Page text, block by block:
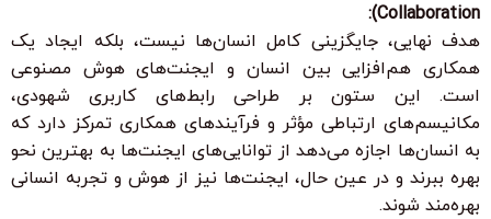
Collaboration):
هدف نهایی، جایگزینی کامل انسان‌ها نیست، بلکه ایجاد یک
همکاری هم‌افزایی بین انسان و ایجنت‌های هوش مصنوعی
است. این ستون بر طراحی رابط‌های کاربری شهودی،
مکانیسم‌های ارتباطی مؤثر و فرآیندهای همکاری تمرکز دارد که
به انسان‌ها اجازه می‌دهد از توانایی‌های ایجنت‌ها به بهترین نحو
بهره ببرند و در عین حال، ایجنت‌ها نیز از هوش و تجربه انسانی
بهره‌مند شوند.